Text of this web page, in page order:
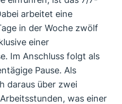
arbeitet eine
in der Woche zwölf
einer
Im Anschluss folgt als
Pause. Als
daraus über zwei
was einer